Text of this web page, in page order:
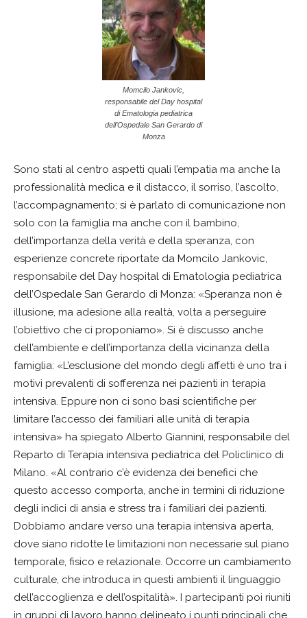
Momcilo Jankovic,
responsabile del Day hospital
di Ematologia pediatrica
dell’Ospedale San Gerardo di
Monza
Sono stati al centro aspetti quali l’empatia ma anche la
professionalità medica e il distacco, il sorriso, l’ascolto,
l’accompagnamento; si è parlato di comunicazione non
solo con la famiglia ma anche con il bambino,
dell’importanza della verità e della speranza, con
esperienze concrete riportate da Momcilo Jankovic,
responsabile del Day hospital di Ematologia pediatrica
dell’Ospedale San Gerardo di Monza: «Speranza non è
illusione, ma adesione alla realtà, volta a perseguire
l’obiettivo che ci proponiamo». Si è discusso anche
dell’ambiente e dell’importanza della vicinanza della
famiglia: «L’esclusione del mondo degli affetti è uno tra i
motivi prevalenti di sofferenza nei pazienti in terapia
intensiva. Eppure non ci sono basi scientifiche per
limitare l’accesso dei familiari alle unità di terapia
intensiva» ha spiegato Alberto Giannini, responsabile del
Reparto di Terapia intensiva pediatrica del Policlinico di
Milano. «Al contrario c’è evidenza dei benefici che
questo accesso comporta, anche in termini di riduzione
degli indici di ansia e stress tra i familiari dei pazienti.
Dobbiamo andare verso una terapia intensiva aperta,
dove siano ridotte le limitazioni non necessarie sul piano
temporale, fisico e relazionale. Occorre un cambiamento
culturale, che introduca in questi ambienti il linguaggio
dell’accoglienza e dell’ospitalità». I partecipanti poi riuniti
in gruppi di lavoro hanno delineato i punti principali che